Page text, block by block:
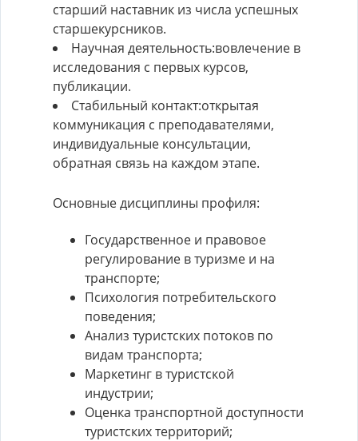
старший наставник из числа успешных
старшекурсников.
Научная деятельность:вовлечение в
исследования с первых курсов,
публикации.
Стабильный контакт:открытая
коммуникация с преподавателями,
индивидуальные консультации,
обратная связь на каждом этапе.
Основные дисциплины профиля:
Государственное и правовое
регулирование в туризме и на
транспорте;
Психология потребительского
поведения;
Анализ туристских потоков по
видам транспорта;
Маркетинг в туристской
индустрии;
Оценка транспортной доступности
туристских территорий;